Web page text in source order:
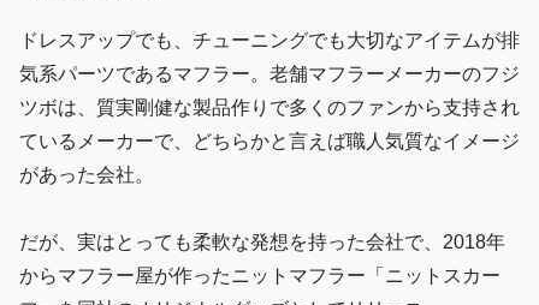
ドレスアップでも、チューニングでも大切なアイテムが排
気系パーツであるマフラー。老舗マフラーメーカーのフジ
ツボは、質実剛健な製品作りで多くのファンから支持され
ているメーカーで、どちらかと言えば職人気質なイメージ
があった会社。
だが、実はとっても柔軟な発想を持った会社で、2018年
からマフラー屋が作ったニットマフラー「ニットスカー